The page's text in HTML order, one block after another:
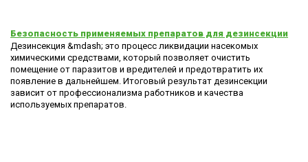
Безопасность применяемых препаратов для дезинсекции
Дезинсекция &mdash; это процесс ликвидации насекомых
химическими средствами, который позволяет очистить
помещение от паразитов и вредителей и предотвратить их
появление в дальнейшем. Итоговый результат дезинсекции
зависит от профессионализма работников и качества
используемых препаратов.